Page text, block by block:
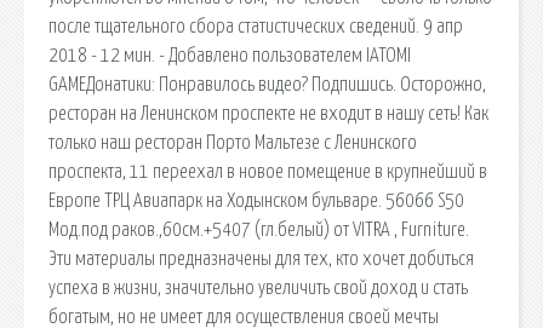
после тщательного сбора статистических сведений. 9 апр
2018 - 12 мин. - Добавлено пользователем IATOMI
GAMEДонатики: Понравилось видео? Подпишись. Осторожно,
ресторан на Ленинском проспекте не входит в нашу сеть! Как
только наш ресторан Порто Мальтезе с Ленинского
проспекта, 11 переехал в новое помещение в крупнейший в
Европе ТРЦ Авиапарк на Ходынском бульваре. 56066 S50
Мод.под раков.,60см.+5407 (гл.белый) от VITRA , Furniture.
Эти материалы предназначены для тех, кто хочет добить­ся
успеха в жизни, значительно увеличить свой доход и стать
богатым, но не имеет для осуществления своей мечты